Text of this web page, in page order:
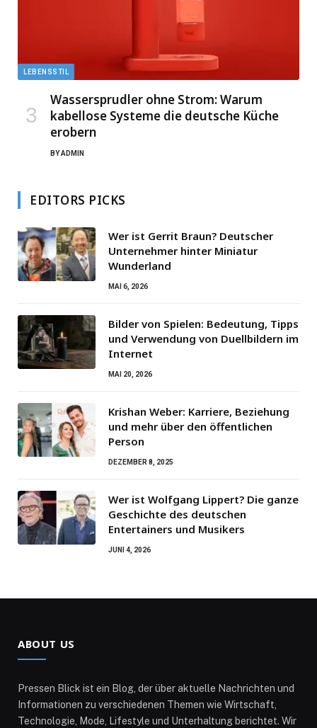
LEBENSSTIL
Wassersprudler ohne Strom: Warum
kabellose Systeme die deutsche Küche
erobern
BYADMIN
EDITORS PICKS
Wer ist Gerrit Braun? Deutscher
Unternehmer hinter Miniatur
Wunderland
MAI 6, 2026
Bilder von Spielen: Bedeutung, Tipps
und Verwendung von Duellbildern im
Internet
MAI 20, 2026
Krishan Weber: Karriere, Beziehung
und mehr über den öffentlichen
Person
DEZEMBER 8, 2025
Wer ist Wolfgang Lippert? Die ganze
Geschichte des deutschen
Entertainers und Musikers
JUNI 4, 2026
ABOUT US
Pressen Blick ist ein Blog, der über aktuelle Nachrichten und
Informationen zu verschiedenen Themen wie Wirtschaft,
Technologie, Mode, Lifestyle und Unterhaltung berichtet. Wir